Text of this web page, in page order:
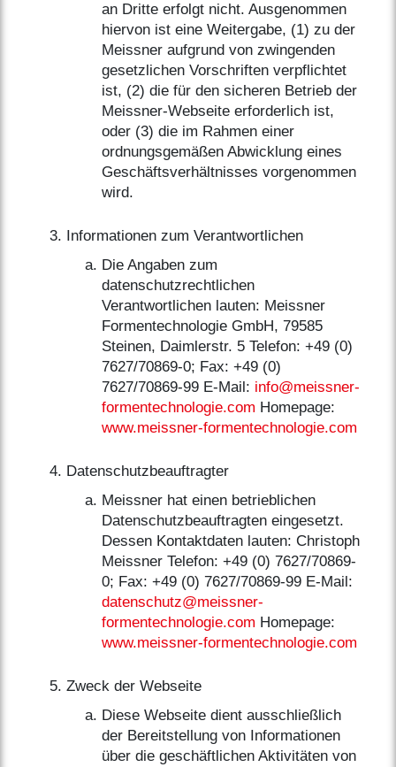
an Dritte erfolgt nicht. Ausgenommen
hiervon ist eine Weitergabe, (1) zu der
Meissner aufgrund von zwingenden
gesetzlichen Vorschriften verpflichtet
ist, (2) die für den sicheren Betrieb der
Meissner-Webseite erforderlich ist,
oder (3) die im Rahmen einer
ordnungsgemäßen Abwicklung eines
Geschäftsverhältnisses vorgenommen
wird.
Informationen zum Verantwortlichen
Die Angaben zum
datenschutzrechtlichen
Verantwortlichen lauten: Meissner
Formentechnologie GmbH, 79585
Steinen, Daimlerstr. 5 Telefon: +49 (0)
7627/70869-0; Fax: +49 (0)
7627/70869-99 E-Mail: info@meissner-
formentechnologie.com Homepage:
www.meissner-formentechnologie.com
Datenschutzbeauftragter
Meissner hat einen betrieblichen
Datenschutzbeauftragten eingesetzt.
Dessen Kontaktdaten lauten: Christoph
Meissner Telefon: +49 (0) 7627/70869-
0; Fax: +49 (0) 7627/70869-99 E-Mail:
datenschutz@meissner-
formentechnologie.com Homepage:
www.meissner-formentechnologie.com
Zweck der Webseite
Diese Webseite dient ausschließlich
der Bereitstellung von Informationen
über die geschäftlichen Aktivitäten von